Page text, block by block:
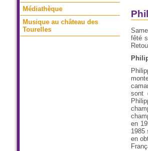
Médiathèque
Musique au château des
Tourelles
fêté
sont
en
1985
en